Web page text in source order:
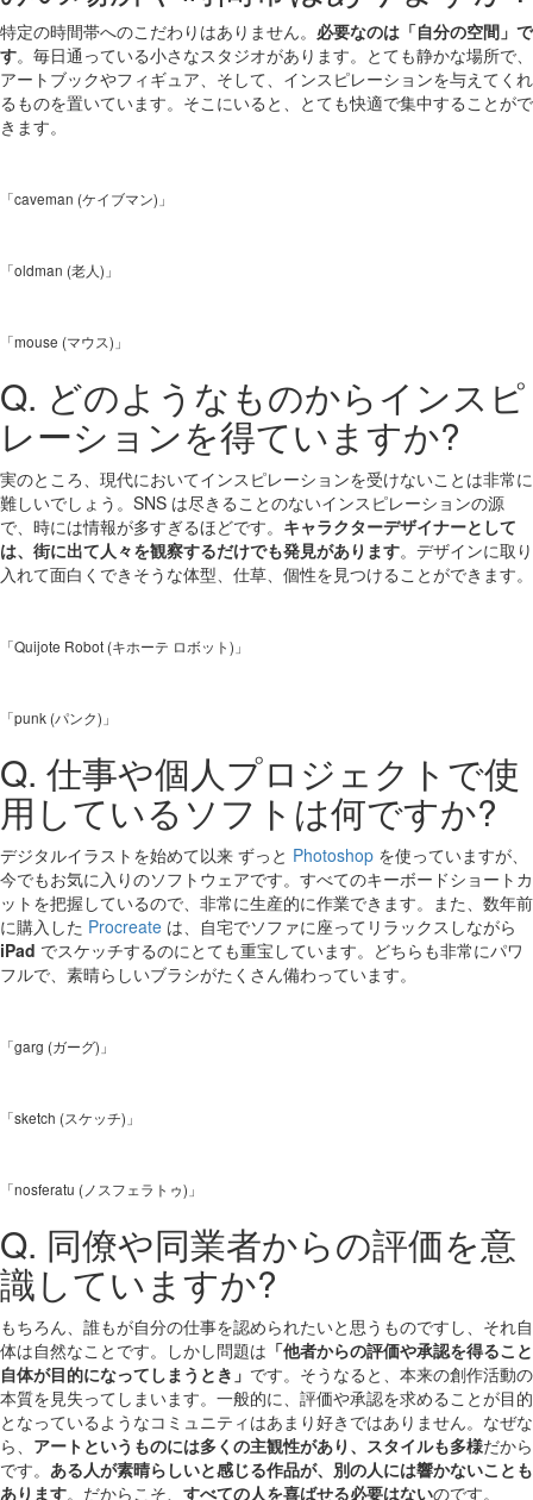
特定の時間帯へのこだわりはありません。 必要なのは「自分の空間」で
す。毎日通っている小さなスタジオがあります。とても静かな場所で、
アートブックやフィギュア、そして、インスピレーションを与えてくれ
るものを置いています。そこにいると、とても快適で集中することがで
きます。
「caveman (ケイブマン)」
「oldman (老人)」
「mouse (マウス)」
Q. どのようなものからインスピ
レーションを得ていますか?
実のところ、現代においてインスピレーションを受けないことは非常に
難しいでしょう。SNS は尽きることのないインスピレーションの源
で、時には情報が多すぎるほどです。 キャラクターデザイナーとして
は、街に出て人々を観察するだけでも発見があります。デザインに取り
入れて面白くできそうな体型、仕草、個性を見つけることができます。
「Quijote Robot (キホーテ ロボット)」
「punk (パンク)」
Q. 仕事や個人プロジェクトで使
用しているソフトは何ですか?
デジタルイラストを始めて以来 ずっと Photoshop を使っていますが、
今でもお気に入りのソフトウェアです。すべてのキーボードショートカ
ットを把握しているので、非常に生産的に作業できます。また、数年前
に購入した Procreate は、自宅でソファに座ってリラックスしながら
iPad でスケッチするのにとても重宝しています。どちらも非常にパワ
フルで、素晴らしいブラシがたくさん備わっています。
「garg (ガーグ)」
「sketch (スケッチ)」
「nosferatu (ノスフェラトゥ)」
Q. 同僚や同業者からの評価を意
識していますか?
もちろん、誰もが自分の仕事を認められたいと思うものですし、それ自
体は自然なことです。しかし問題は 「他者からの評価や承認を得ること
自体が目的になってしまうとき」 です。そうなると、本来の創作活動の
本質を見失ってしまいます。一般的に、評価や承認を求めることが目的
となっているようなコミュニティはあまり好きではありません。なぜな
ら、 アートというものには多くの主観性があり、スタイルも多様だから
です。 ある人が素晴らしいと感じる作品が、別の人には響かないことも
あります。だからこそ、 すべての人を喜ばせる必要はないのです。